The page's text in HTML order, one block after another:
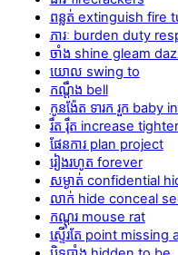
ពន្លត់ extinguish fire
ភារៈ burden duty
ចាំង shine gleam
យោល swing to
កណ្ដឹង bell
កូនង៉ែត ទារក រួក baby
រឹត រ៉ឹត increase
ផែនការ plan project
រៀងរហូត forever
សម្ងាត់ confidential
លាក់ hide conceal
កណ្ដុរ mouse rat
ស្ទើរតែ point missing